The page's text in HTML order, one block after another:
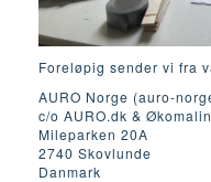
Foreløpig sender vi fra
AURO Norge (auro-
c/o AURO.dk &
Mileparken 20A
2740 Skovlunde
Danmark